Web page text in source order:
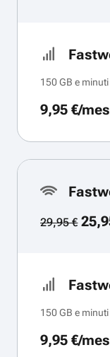
150 GB e
9,95 €/
29,95 €
150 GB e
9,95 €/